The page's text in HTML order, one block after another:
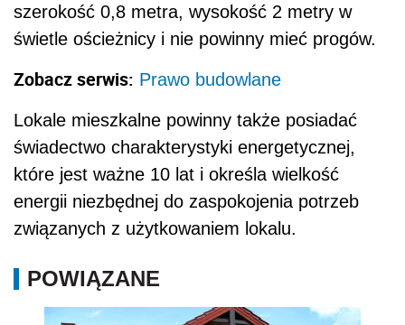
szerokość 0,8 metra, wysokość 2 metry w
świetle ościeżnicy i nie powinny mieć progów.
Zobacz serwis: Prawo budowlane
Lokale mieszkalne powinny także posiadać
świadectwo charakterystyki energetycznej,
które jest ważne 10 lat i określa wielkość
energii niezbędnej do zaspokojenia potrzeb
związanych z użytkowaniem lokalu.
POWIĄZANE